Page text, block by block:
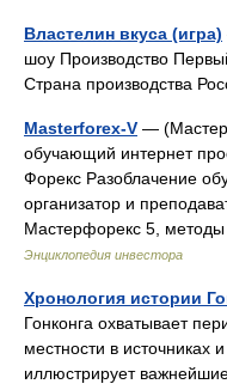
Властелин вкуса (игра)
шоу Производство
Страна производства
Masterforex-V —
обучающий интернет
Форекс Разоблачение
организатор и
Мастерфорекс 5,
Энциклопедия инвестора
Хронология истории
Гонконга охватывает
местности в источниках
иллюстрирует